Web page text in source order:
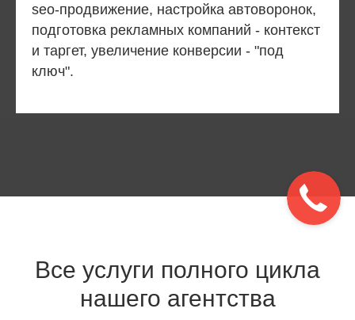
seo-продвижение, настройка автоворонок,
подготовка рекламных компаний - контекст
и таргет, увеличение конверсии - "под
ключ".
Все услуги полного цикла
нашего агентства